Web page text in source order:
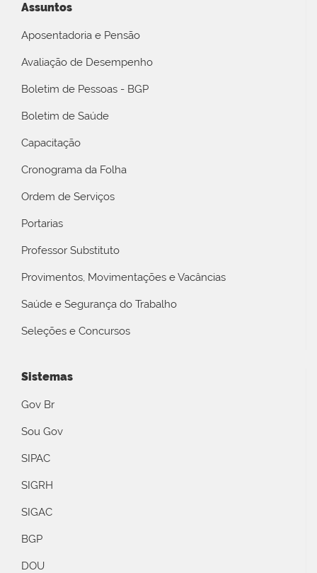
Assuntos
Aposentadoria e Pensão
Avaliação de Desempenho
Boletim de Pessoas - BGP
Boletim de Saúde
Capacitação
Cronograma da Folha
Ordem de Serviços
Portarias
Professor Substituto
Provimentos, Movimentações e Vacâncias
Saúde e Segurança do Trabalho
Seleções e Concursos
Sistemas
Gov Br
Sou Gov
SIPAC
SIGRH
SIGAC
BGP
DOU